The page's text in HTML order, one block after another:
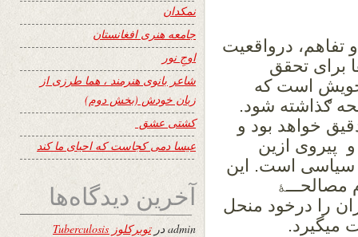
درواقعیت
برای تحقق
خویش است که
ګذاشته شود.
خواهد بود و
پیروی ازین
سیاسی است. این
را درخود منحل
میگیرد.
نمکدان
جامعه هنری افغانستان
اوجِ نور
شاعر بانوی هنرمند ، هما طرزی از
زبان خودش (بخش دوم)
کشتی عشق
عیسا دمی کجاست که احیای ما کند
آخرین دیدگاه‌ها
adminدرتوبرکلوز Tuberculosis